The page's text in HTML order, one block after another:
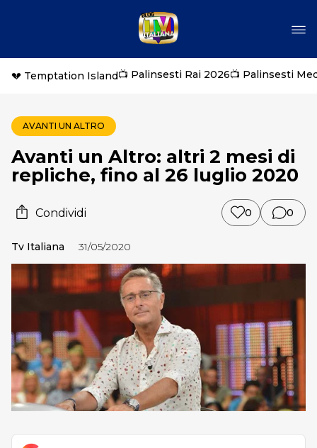
💔 Temptation Island📺 Palinsesti Rai 2026📺 Palinsesti
AVANTI UN ALTRO
Avanti un Altro: altri 2 mesi di
repliche, fino al 26 luglio 2020
Condividi 0 0
Tv Italiana 31/05/2020